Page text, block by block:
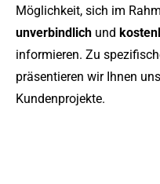
Möglichkeit, sich im
unverbindlich und
informieren. Zu
präsentieren wir Ihnen
Kundenprojekte.